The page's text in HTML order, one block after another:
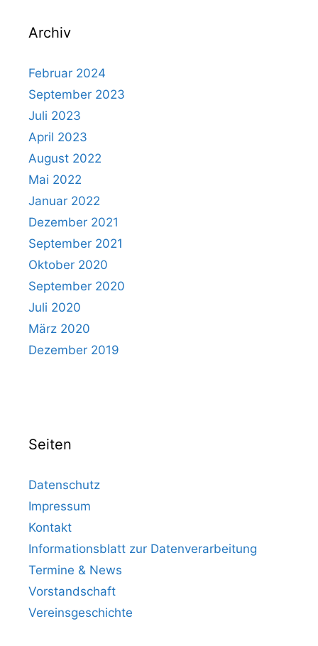
Archiv
Februar 2024
September 2023
Juli 2023
April 2023
August 2022
Mai 2022
Januar 2022
Dezember 2021
September 2021
Oktober 2020
September 2020
Juli 2020
März 2020
Dezember 2019
Seiten
Datenschutz
Impressum
Kontakt
Informationsblatt zur Datenverarbeitung
Termine & News
Vorstandschaft
Vereinsgeschichte